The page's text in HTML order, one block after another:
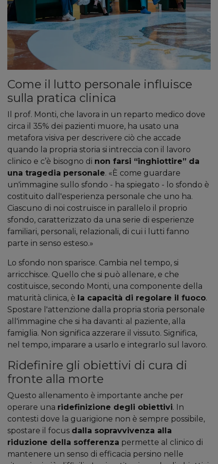
Come il lutto personale influisce
sulla pratica clinica
Il prof. Monti, che lavora in un reparto medico dove
circa il 35% dei pazienti muore, ha usato una
metafora visiva per descrivere ciò che accade
quando la propria storia si intreccia con il lavoro
clinico e c’è bisogno di non farsi “inghiottire” da
una tragedia personale. «È come guardare
un'immagine sullo sfondo - ha spiegato - lo sfondo è
costituito dall'esperienza personale che uno ha.
Ciascuno di noi costruisce in parallelo il proprio
sfondo, caratterizzato da una serie di esperienze
familiari, personali, relazionali, di cui i lutti fanno
parte in senso esteso.»
Lo sfondo non sparisce. Cambia nel tempo, si
arricchisce. Quello che si può allenare, e che
costituisce, secondo Monti, una componente della
maturità clinica, è la capacità di regolare il fuoco.
Spostare l'attenzione dalla propria storia personale
all'immagine che si ha davanti: al paziente, alla
famiglia. Non significa azzerare il vissuto. Significa,
nel tempo, imparare a usarlo e integrarlo sul lavoro.
Ridefinire gli obiettivi di cura di
fronte alla morte
Questo allenamento è importante anche per
operare una ridefinizione degli obiettivi. In
contesti dove la guarigione non è sempre possibile,
spostare il focus dalla sopravvivenza alla
riduzione della sofferenza permette al clinico di
mantenere un senso di efficacia persino nelle